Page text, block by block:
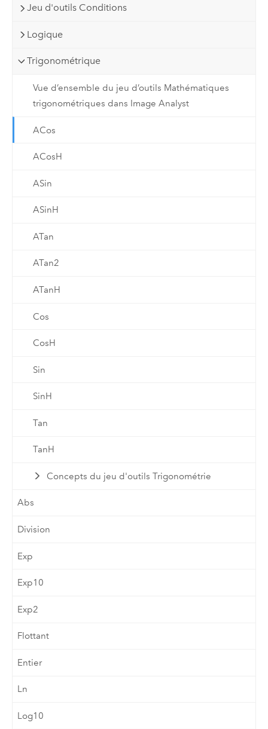
Jeu d'outils Conditions
Logique
Trigonométrique
Vue d’ensemble du jeu d’outils Mathématiques
trigonométriques dans Image Analyst
ACos
ACosH
ASin
ASinH
ATan
ATan2
ATanH
Cos
CosH
Sin
SinH
Tan
TanH
Concepts du jeu d'outils Trigonométrie
Abs
Division
Exp
Exp10
Exp2
Flottant
Entier
Ln
Log10